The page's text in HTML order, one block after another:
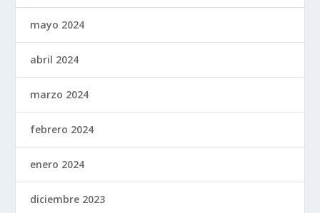
mayo 2024
abril 2024
marzo 2024
febrero 2024
enero 2024
diciembre 2023